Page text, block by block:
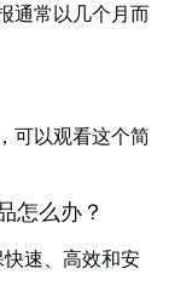
通常以几个月而
可以观看这个简
怎么办？
速、高效和安